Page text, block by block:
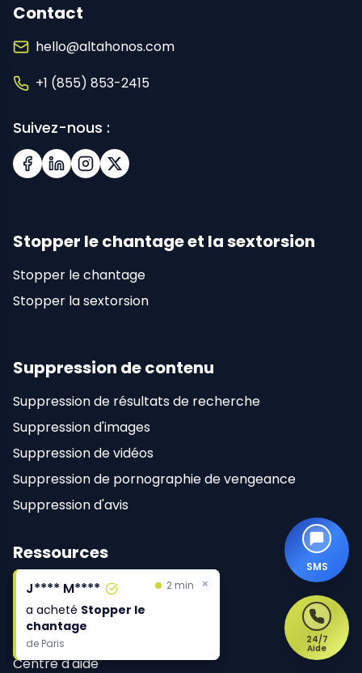
Contact
hello@altahonos.com
+1 (855) 853-2415
Suivez-nous :
Facebook
LinkedInInstagramX (Twitter)
Stopper le chantage et la sextorsion
Stopper le chantage
Stopper la sextorsion
Suppression de contenu
Suppression de résultats de recherche
Suppression d'images
Suppression de vidéos
Suppression de pornographie de vengeance
Suppression d'avis
Ressources
Blog
Guides
eBooks
Centre d'aide
J**** M**** 2 min
a acheté Stopper le
chantage
de Paris
×
J**** M**** 2 min
a acheté Stopper le
chantage
de Paris
×
24/7
Aide
SMS